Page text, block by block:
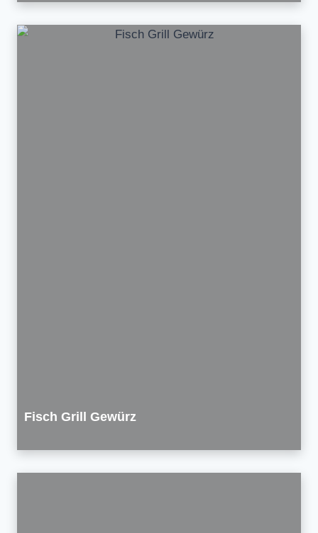
Fisch Grill Gewürz